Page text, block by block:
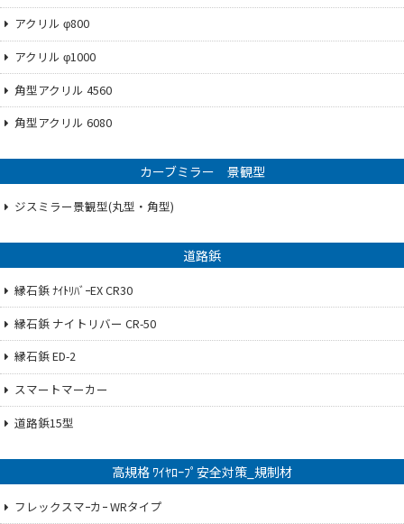
アクリル φ800
アクリル φ1000
角型アクリル 4560
角型アクリル 6080
カーブミラー 景観型
ジスミラー景観型(丸型・角型)
道路鋲
縁石鋲 ﾅｲﾄﾘﾊﾞｰEX CR30
縁石鋲 ナイトリバー CR-50
縁石鋲 ED-2
スマートマーカー
道路鋲15型
高規格 ﾜｲﾔﾛｰﾌﾟ安全対策_規制材
フレックスマｰカｰ WRタイプ